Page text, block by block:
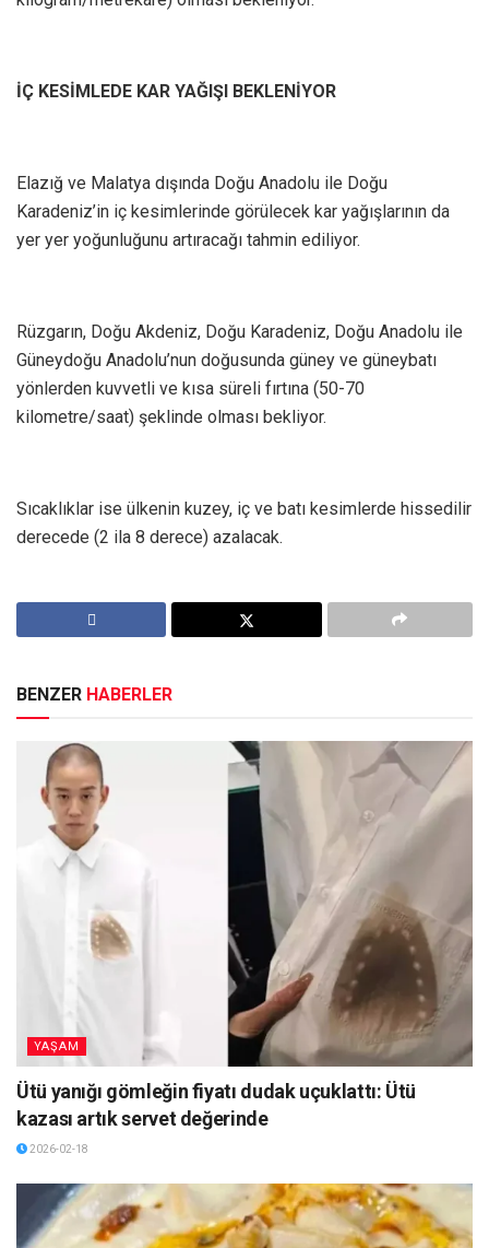
İÇ KESİMLEDE KAR YAĞIŞI BEKLENİYOR
Elazığ ve Malatya dışında Doğu Anadolu ile Doğu
Karadeniz’in iç kesimlerinde görülecek kar yağışlarının da
yer yer yoğunluğunu artıracağı tahmin ediliyor.
Rüzgarın, Doğu Akdeniz, Doğu Karadeniz, Doğu Anadolu ile
Güneydoğu Anadolu’nun doğusunda güney ve güneybatı
yönlerden kuvvetli ve kısa süreli fırtına (50-70
kilometre/saat) şeklinde olması bekliyor.
Sıcaklıklar ise ülkenin kuzey, iç ve batı kesimlerde hissedilir
derecede (2 ila 8 derece) azalacak.
BENZER HABERLER
YAŞAM
Ütü yanığı gömleğin fiyatı dudak uçuklattı: Ütü
kazası artık servet değerinde
2026-02-18